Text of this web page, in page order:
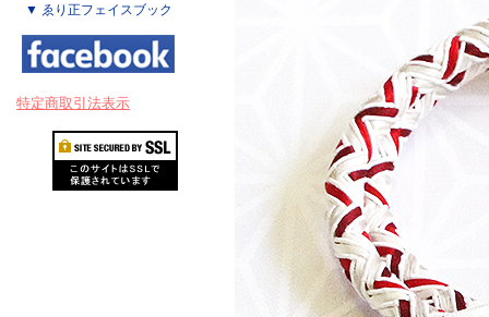
▼ ゑり正フェイスブック
特定商取引法表示